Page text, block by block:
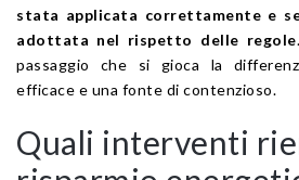
stata applicata correttamente e
adottata nel rispetto delle regole
passaggio che si gioca la
efficace e una fonte di contenzioso.
Quali interventi